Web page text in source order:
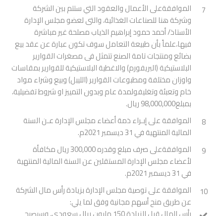
7
الموافقةعلى الأعمال والعقود التي ستتم بين الشركة
وشركة هنا للصناعات الغذائية، والتى لعضو مجلس الإدارة
الأستاذ/ أحمد حمود إبراهيم الذياب مصلحة غير مباشرة
فيها،علماً بأن طبيعة التعامل سوف تكون عبارة عن عقد بيع
بضائع ومنتجات تامة الصنع تتمثل فى مصغرات القوارير
البلاستيكية (البريفورم) والاغطية البلاستيكية للقوارير بمقاسات
واوزان مختلفة ومطبوعات القوارير (الليبل) وبيع وشراء مواد
خام وتعبئة وتغليفولمدة عام وبدون التمييز او شروط تفضيلية،
بمبلغ98,000,000 ريال.
8
الموافقة على إبـراء ذمة أعضاء مجلس الإدارة عـن السنة
المالية المنتهية في 31 ديسمبر 2021م.
9
الموافقةعلى صرف مبلغ وقدره 300,000 ريال مكافأة
لأعضاء مجلس الإدارة المستقلين عن السنة المالية المنتهية
في 31 ديسمبر 2021م.
10
الموافقة على توصية مجلس الإدارة بزيادة رأس مال الشركة
عن طريق منح أسهم مجانية وفق لما يلي: